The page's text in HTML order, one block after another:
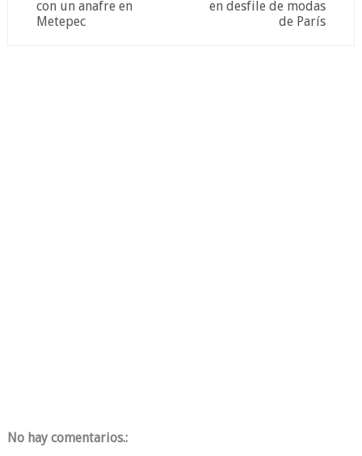
en desfile de modas
de París
con un anafre en
Metepec
No hay comentarios.: